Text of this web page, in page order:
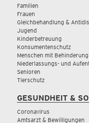
Familien
Frauen
Gleichbehandlung &
Jugend
Kinderbetreuung
Konsumentenschutz
Menschen mit Behinderung
Niederlassungs- und
Senioren
Tierschutz
GESUNDHEIT &
Coronavirus
Amtsarzt & Bewilligungen